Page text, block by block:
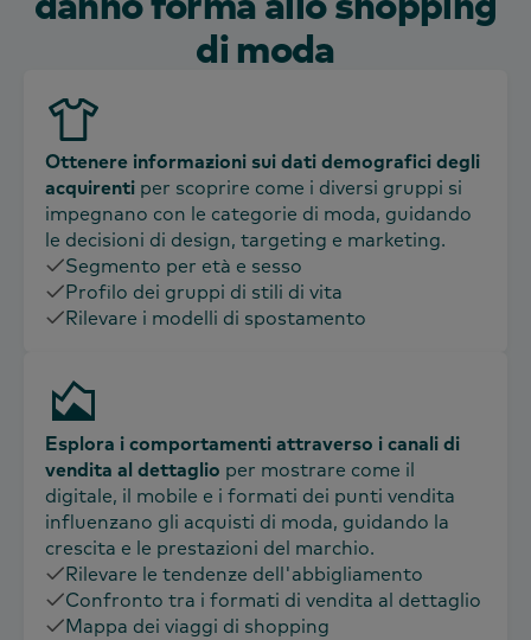
di moda
Ottenere informazioni sui dati demografici degli
acquirenti per scoprire come i diversi gruppi si
impegnano con le categorie di moda, guidando
le decisioni di design, targeting e marketing.
Segmento per età e sesso
Profilo dei gruppi di stili di vita
Rilevare i modelli di spostamento
Esplora i comportamenti attraverso i canali di
vendita al dettaglio per mostrare come il
digitale, il mobile e i formati dei punti vendita
influenzano gli acquisti di moda, guidando la
crescita e le prestazioni del marchio.
Rilevare le tendenze dell'abbigliamento
Confronto tra i formati di vendita al dettaglio
Mappa dei viaggi di shopping